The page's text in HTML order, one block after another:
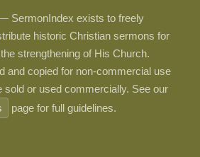
SermonIndex exists to freely
historic Christian sermons for
strengthening of His Church.
and copied for non-commercial use
sold or used commercially. See our
page for full guidelines.